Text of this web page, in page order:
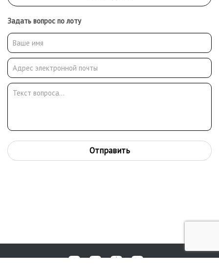
художник-постановщик рисованных фильмов. В 1980-е гг.
преподавала в школе ИЗО, сотрудничала с детскими и
женскими журналами.
Задать вопрос по лоту
Отправить